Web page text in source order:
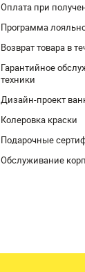
Оплата при
Программа
Возврат товара в
Гарантийное
техники
Дизайн-проект
Колеровка краски
Подарочные
Обслуживание